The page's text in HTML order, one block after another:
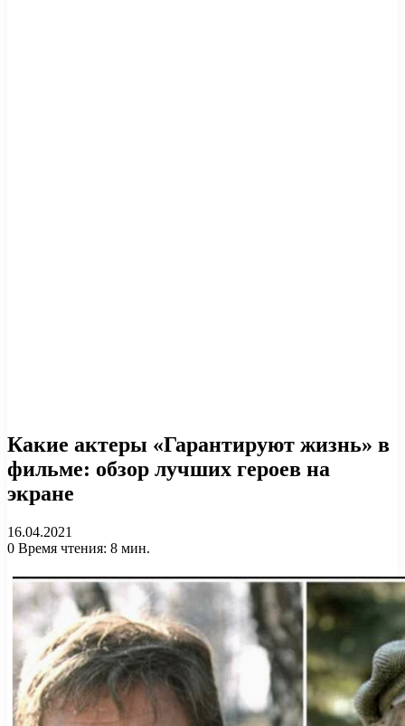
Какие актеры «Гарантируют жизнь» в
фильме: обзор лучших героев на
экране
16.04.2021
0 Время чтения: 8 мин.